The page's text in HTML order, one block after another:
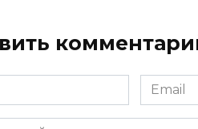
Email
*